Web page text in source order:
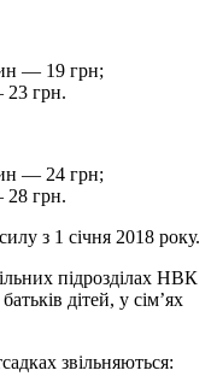
— 19 грн;
23 грн.
— 24 грн;
28 грн.
з 1 січня 2018 року.
підрозділах НВК
дітей, у сім’ях
звільняються: